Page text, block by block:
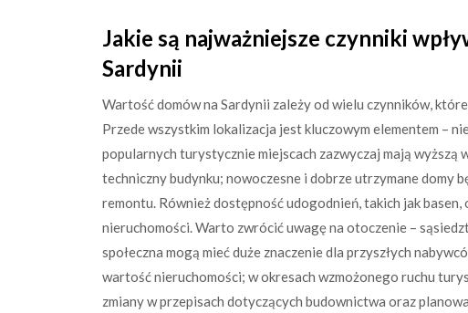
Jakie są najważniejsze czynniki
Sardynii
Wartość domów na Sardynii zależy od wielu czynników,
Przede wszystkim lokalizacja jest kluczowym elementem –
popularnych turystycznie miejscach zazwyczaj mają
techniczny budynku; nowoczesne i dobrze utrzymane domy
remontu. Również dostępność udogodnień, takich jak
nieruchomości. Warto zwrócić uwagę na otoczenie –
społeczna mogą mieć duże znaczenie dla przyszłych
wartość nieruchomości; w okresach wzmożonego ruchu
zmiany w przepisach dotyczących budownictwa oraz